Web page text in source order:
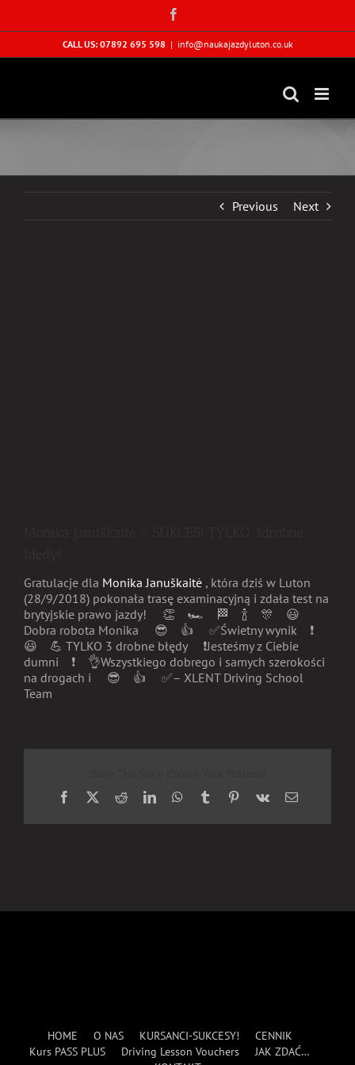
CALL US: 07892 695 598 | info@naukajazdyluton.co.uk
Previous Next
Gratulacje dla Monika Januškaitė , która dziś w Luton
(28/9/2018) pokonała trasę examinacyjną i zdała test na
brytyjskie prawo jazdy!
👏 🏎 🏁 🍾 🎊
😃
Dobra robota Monika
😎 👍 ✅Świetny wynik
❗️
😃
💪 TYLKO 3 drobne błędy ❗️Jesteśmy z Ciebie
dumni
❗️ 👌Wszystkiego dobrego i samych szerokości
na drogach i
😎 👍 ✅– XLENT Driving School
Team
Facebook
X RedditLinkedInWhatsApp
TumblrPinterest
Vk Email
HOME O NAS KURSANCI-SUKCESY!
CENNIK
Kurs PASS PLUS
Driving Lesson Vouchers
JAK ZDAĆ…